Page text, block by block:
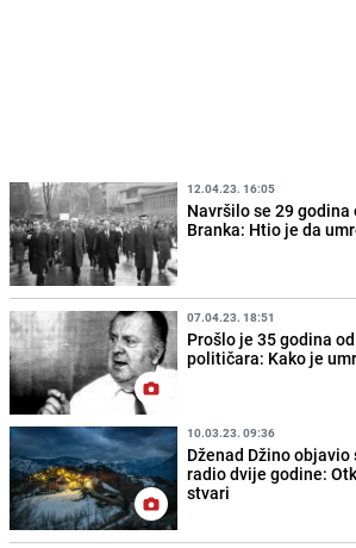
12.04.23. 16:05
Navršilo se 29 godina
Branka: Htio je da
07.04.23. 18:51
Prošlo je 35 godina
političara: Kako je
10.03.23. 09:36
Dženad Džino
radio dvije godine:
stvari